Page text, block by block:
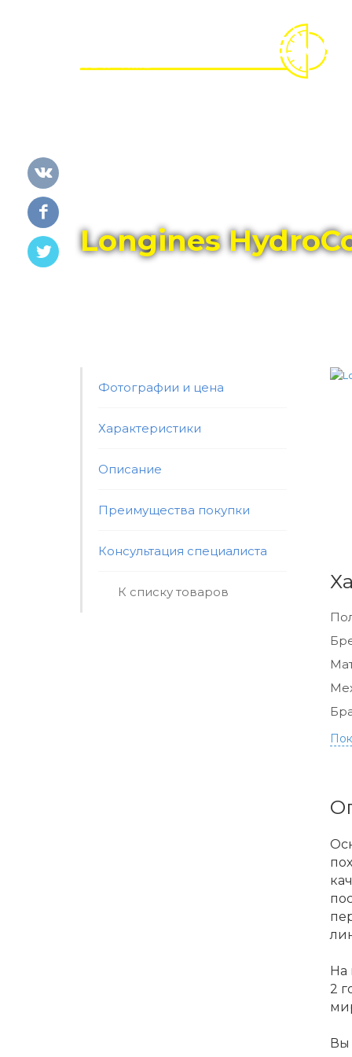
Longines
Фотографии и цена
Характеристики
Описание
Преимущества покупки
Консультация специалиста
К списку товаров
На
2
Вы